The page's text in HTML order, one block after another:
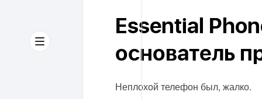
Essential
основатель
Неплохой телефон был, жалко.